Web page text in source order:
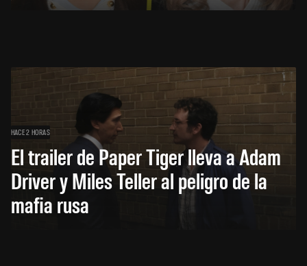
HACE 2 HORAS
El trailer de Paper Tiger lleva a Adam
Driver y Miles Teller al peligro de la
mafia rusa